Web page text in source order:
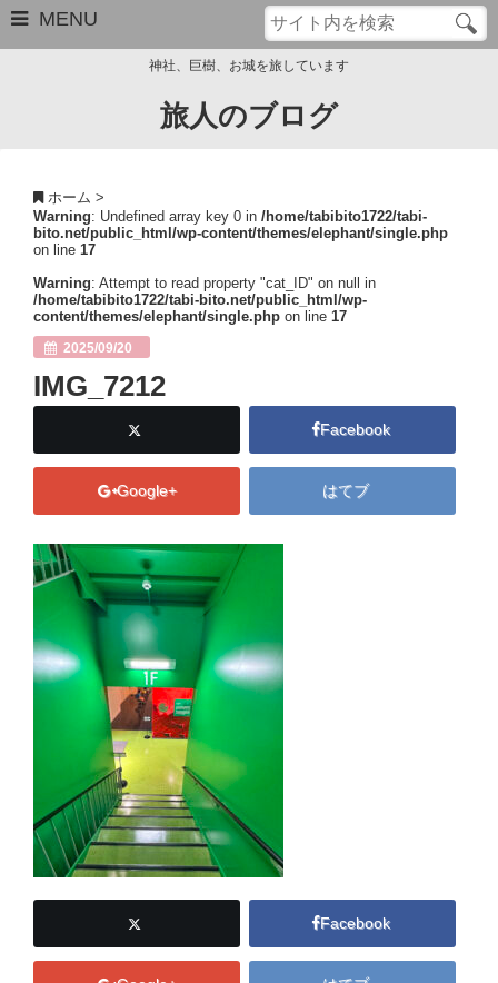
MENU
サイトマップ
Close
神社、巨樹、お城を旅しています
旅人のブログ
ホーム >
Warning: Undefined array key 0 in /home/tabibito1722/tabi-
bito.net/public_html/wp-content/themes/elephant/single.php
on line 17
Warning: Attempt to read property "cat_ID" on null in
/home/tabibito1722/tabi-bito.net/public_html/wp-
content/themes/elephant/single.php on line 17
2025/09/20
IMG_7212
Facebook
Google+ はてブ
Facebook